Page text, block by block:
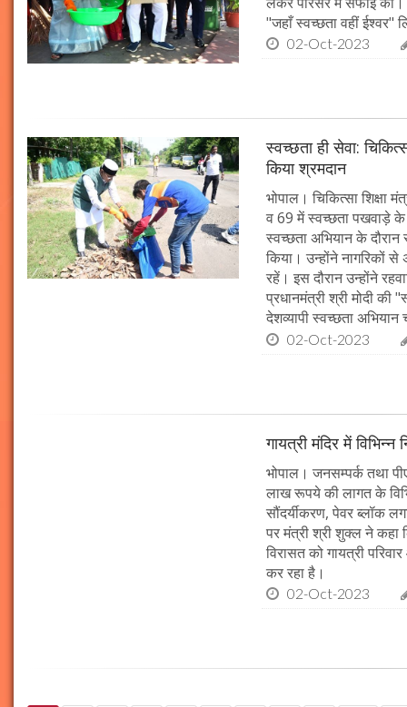
"जहाँ स्वच्छता वहीं ईश्वर"
02-Oct-2023
स्वच्छता ही सेवा:
किया श्रमदान
भोपाल। चिकित्सा शिक्षा
व 69 में स्वच्छता पखवाड़े के
स्वच्छता अभियान के
किया। उन्होंने नागरिकों
रहें। इस दौरान उन्होंने
प्रधानमंत्री श्री मोदी
देशव्यापी स्वच्छता अभियान
02-Oct-2023
गायत्री मंदिर में विभिन्न
भोपाल। जनसम्पर्क तथा
लाख रूपये की लागत के
सौंदर्यीकरण, पेवर ब्लॉक
पर मंत्री श्री शुक्ल ने कहा
विरासत को गायत्री
कर रहा है।
02-Oct-2023